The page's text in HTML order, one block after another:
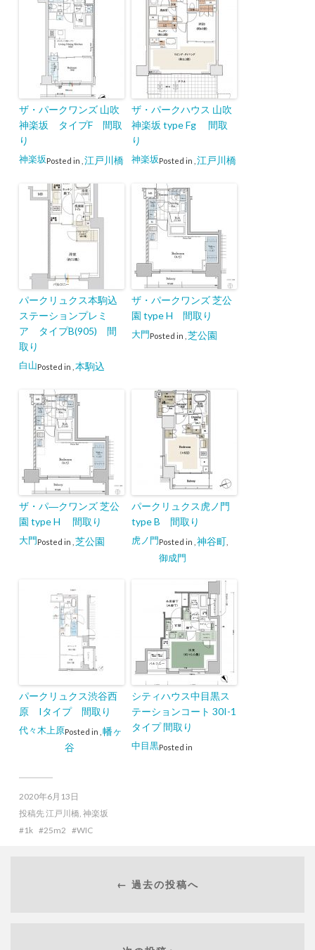
ザ・パークワンズ 山吹
神楽坂 タイプF 間取
り
Posted in
神楽坂 江戸川橋
ザ・パークハウス 山吹
神楽坂 type Fg 間取
り
Posted in
神楽坂 江戸川橋
パークリュクス本駒込
ステーションプレミ
ア タイプB(905) 間
取り
Posted in
白山 本駒込
ザ・パークワンズ 芝公
園 type H 間取り
Posted in
大門 芝公園
ザ・パ―クワンズ 芝公
園 type H 間取り
Posted in
大門 芝公園
パークリュクス虎ノ門
type B 間取り
Posted in
虎ノ門 神谷町
御成門
パークリュクス渋谷西
原 Iタイプ 間取り
Posted in
代々木上原
幡ヶ
谷
シティハウス中目黒ス
テーションコート 30I-1
タイプ 間取り
Posted in
中目黒
2020年6月13日
投稿先江戸川橋, 神楽坂
1k
25m2 WIC
← 過去の投稿へ